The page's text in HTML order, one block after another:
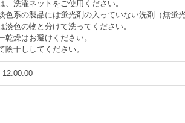
、洗濯ネットをご使用ください。
色系の製品には蛍光剤の入っていない洗剤（無蛍
淡色の物と分けて洗ってください。
乾燥はお避けください。
陰干ししてください。
12:00:00